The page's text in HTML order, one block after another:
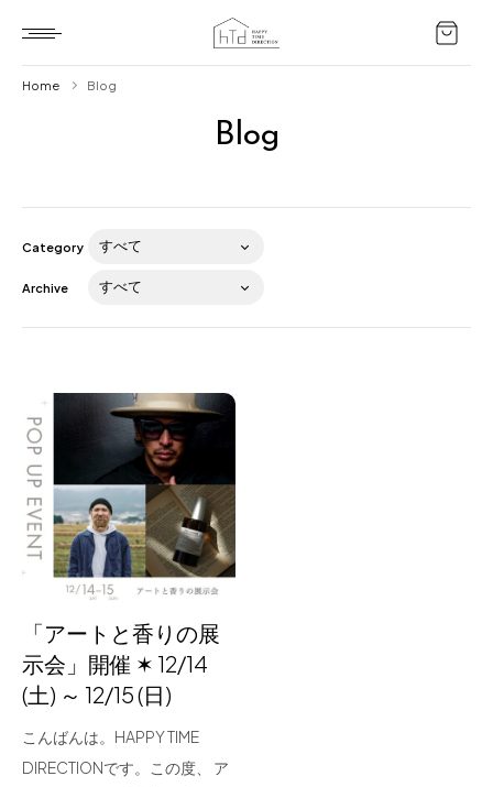
Blog
About us
for Business
Recruit
Contact
Blog
Home Blog
Category
Archive
「アートと香りの展
示会」開催 ✶ 12/14
(土) ～ 12/15 (日)
こんばんは。HAPPY TIME
DIRECTIONです。この度、 ア